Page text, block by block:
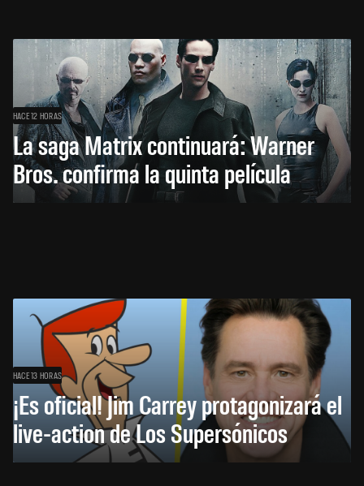
HACE 12 HORAS
La saga Matrix continuará: Warner
Bros. confirma la quinta película
HACE 13 HORAS
¡Es oficial! Jim Carrey protagonizará el
live-action de Los Supersónicos